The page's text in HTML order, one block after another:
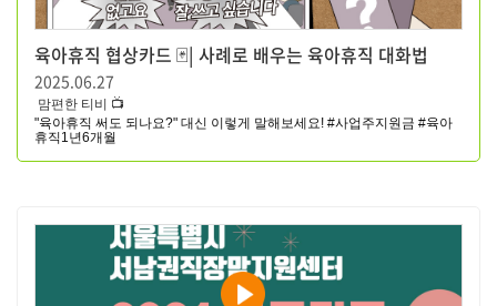
육아휴직 협상카드 🃏| 사례로 배우는 육아휴직 대화법
2025.06.27
맘편한 티비 📺
"육아휴직 써도 되나요?" 대신 이렇게 말해보세요! #사업주지원금 #육아
휴직1년6개월